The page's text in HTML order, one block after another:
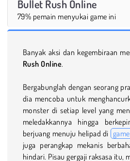
Bullet Rush Online
79% pemain menyukai game ini
Banyak aksi dan kegembiraan
Rush Online.
Bergabunglah dengan seorang
dia mencoba untuk
monster di setiap level yang
meledakkannya hingga
berjuang menuju helipad di
juga perangkap mekanis
hindari. Pisau gergaji raksasa itu,